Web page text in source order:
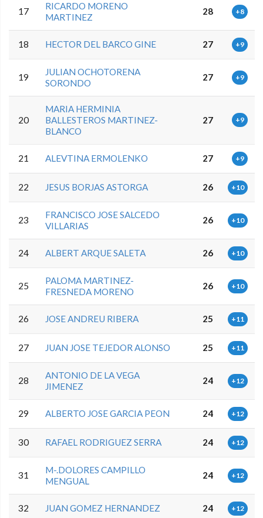
17
RICARDO MORENO
MARTINEZ
28 +8
18 HECTOR DEL BARCO GINE 27 +9
19
JULIAN OCHOTORENA
SORONDO
27 +9
20
MARIA HERMINIA
BALLESTEROS MARTINEZ-
BLANCO
27 +9
21 ALEVTINA ERMOLENKO 27 +9
22 JESUS BORJAS ASTORGA 26 +10
23
FRANCISCO JOSE SALCEDO
VILLARIAS
26 +10
24 ALBERT ARQUE SALETA 26 +10
25
PALOMA MARTINEZ-
FRESNEDA MORENO
26 +10
26 JOSE ANDREU RIBERA 25 +11
27 JUAN JOSE TEJEDOR ALONSO 25 +11
28
ANTONIO DE LA VEGA
JIMENEZ
24 +12
29 ALBERTO JOSE GARCIA PEON 24 +12
30 RAFAEL RODRIGUEZ SERRA 24 +12
31
M-.DOLORES CAMPILLO
MENGUAL
24 +12
32 JUAN GOMEZ HERNANDEZ 24 +12